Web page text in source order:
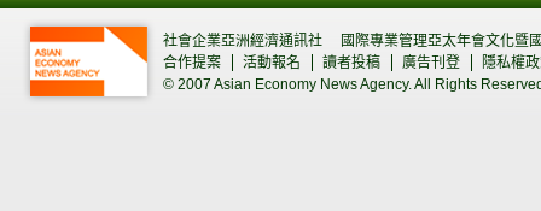
社會企業亞洲經濟通訊社
國際專業管理亞太年會文化暨
合作提案
活動報名 讀者投稿 廣告刊登
隱私權
© 2007 Asian Economy News Agency. All Rights